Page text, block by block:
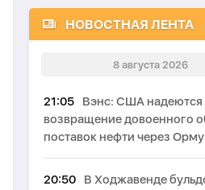
НОВОСТНАЯ ЛЕНТА
8 августа 2026
21:05
Вэнс: США надеются
возвращение довоенного
поставок нефти через
20:50
В Ходжавенде